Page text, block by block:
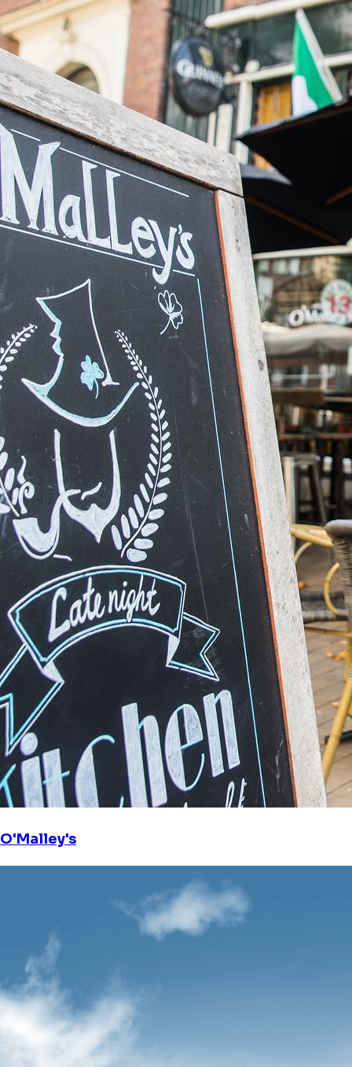
O'Malley's